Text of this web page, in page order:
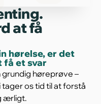
at få
hørelse, er det
få et svar
grundig høreprøve –
os tid til at forstå
ærligt.